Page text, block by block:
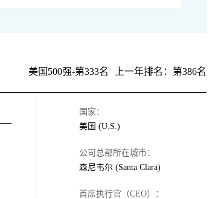
美国500强-第333名 上一年排名：第386名
国家：
美国 (U.S.)
公司总部所在城市：
森尼韦尔 (Santa Clara)
首席执行官（CEO）：